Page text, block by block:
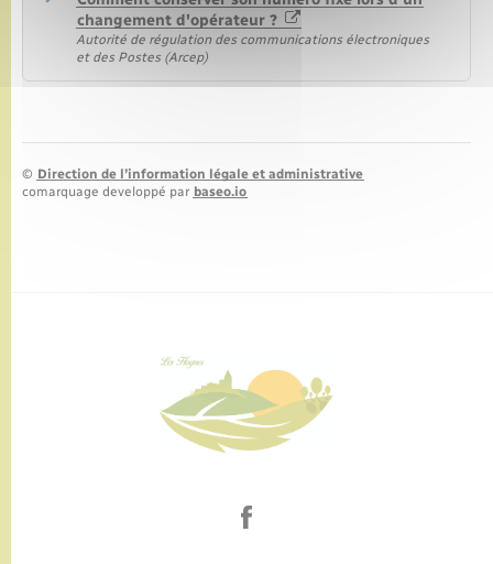
changement d'opérateur ?
Autorité de régulation des communications électroniques
et des Postes (Arcep)
© Direction de l’information légale et administrative
comarquage developpé par baseo.io